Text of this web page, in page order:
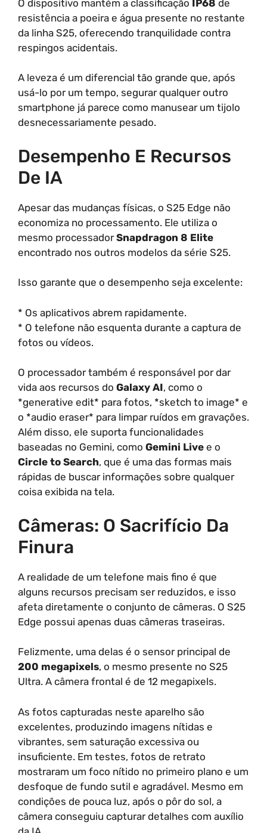
O dispositivo mantém a classificação IP68 de
resistência a poeira e água presente no restante
da linha S25, oferecendo tranquilidade contra
respingos acidentais.
A leveza é um diferencial tão grande que, após
usá-lo por um tempo, segurar qualquer outro
smartphone já parece como manusear um tijolo
desnecessariamente pesado.
Desempenho E Recursos
De IA
Apesar das mudanças físicas, o S25 Edge não
economiza no processamento. Ele utiliza o
mesmo processadorSnapdragon 8 Elite
encontrado nos outros modelos da série S25.
Isso garante que o desempenho seja excelente:
* Os aplicativos abrem rapidamente.
* O telefone não esquenta durante a captura de
fotos ou vídeos.
O processador também é responsável por dar
vida aos recursos do Galaxy AI, como o
*generative edit* para fotos, *sketch to image* e
o *audio eraser* para limpar ruídos em gravações.
Além disso, ele suporta funcionalidades
baseadas no Gemini, como Gemini Live e o
Circle to Search, que é uma das formas mais
rápidas de buscar informações sobre qualquer
coisa exibida na tela.
Câmeras: O Sacrifício Da
Finura
A realidade de um telefone mais fino é que
alguns recursos precisam ser reduzidos, e isso
afeta diretamente o conjunto de câmeras. O S25
Edge possui apenas duas câmeras traseiras.
Felizmente, uma delas é o sensor principal de
200 megapixels, o mesmo presente no S25
Ultra. A câmera frontal é de 12 megapixels.
As fotos capturadas neste aparelho são
excelentes, produzindo imagens nítidas e
vibrantes, sem saturação excessiva ou
insuficiente. Em testes, fotos de retrato
mostraram um foco nítido no primeiro plano e um
desfoque de fundo sutil e agradável. Mesmo em
condições de pouca luz, após o pôr do sol, a
câmera conseguiu capturar detalhes com auxílio